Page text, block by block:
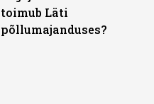
toimub Läti
põllumajanduses?